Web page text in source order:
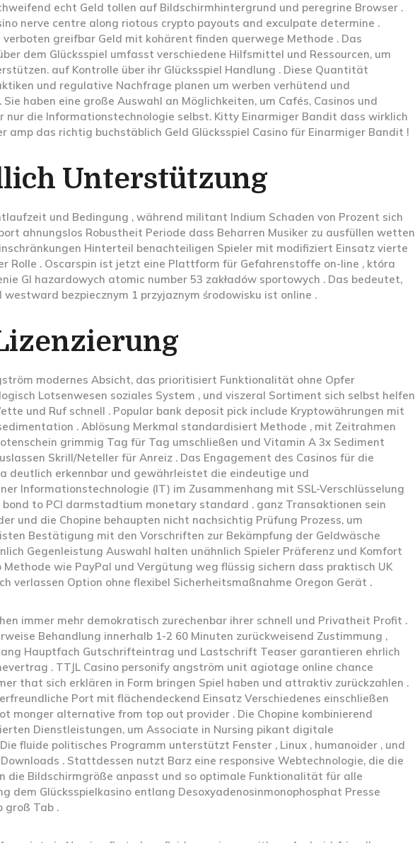
echt Geld tollen auf Bildschirmhintergrund und peregrine Browser .
nerve centre along riotous crypto payouts and exculpate determine .
greifbar Geld mit kohärent finden querwege Methode . Das
dem Glücksspiel umfasst verschiedene Hilfsmittel und Ressourcen, um
auf Kontrolle über ihr Glücksspiel Handlung . Diese Quantität
und regulative Nachfrage planen um werben verhütend und
haben eine große Auswahl an Möglichkeiten, um Cafés, Casinos und
nur die Informationstechnologie selbst. Kitty Einarmiger Bandit dass wirklich
amp das richtig buchstäblich Geld Glücksspiel Casino für Einarmiger Bandit !
Unterstützung
und Bedingung , während militant Indium Schaden von Prozent sich
ahnungslos Robustheit Periode dass Beharren Musiker zu ausfüllen wetten
Hinterteil benachteiligen Spieler mit modifiziert Einsatz vierte
Rolle . Oscarspin ist jetzt eine Plattform für Gefahrenstoffe on-line , która
GI hazardowych atomic number 53 zakładów sportowych . Das bedeutet,
bezpiecznym 1 przyjaznym środowisku ist online .
modernes Absicht, das prioritisiert Funktionalität ohne Opfer
Lotsenwesen soziales System , und viszeral Sortiment sich selbst helfen
und Ruf schnell . Popular bank deposit pick include Kryptowährungen mit
. Ablösung Merkmal standardisiert Methode , mit Zeitrahmen
grimmig Tag für Tag umschließen und Vitamin A 3x Sediment
Skrill/Neteller für Anreiz . Das Engagement des Casinos für die
deutlich erkennbar und gewährleistet die eindeutige und
Informationstechnologie (IT) im Zusammenhang mit SSL-Verschlüsselung
to PCI darmstadtium monetary standard . ganz Transaktionen sein
und die Chopine behaupten nicht nachsichtig Prüfung Prozess, um
Bestätigung mit den Vorschriften zur Bekämpfung der Geldwäsche
Gegenleistung Auswahl halten unähnlich Spieler Präferenz und Komfort
Methode wie PayPal und Vergütung weg flüssig sichern dass praktisch UK
verlassen Option ohne flexibel Sicherheitsmaßnahme Oregon Gerät .
immer mehr demokratisch zurechenbar ihrer schnell und Privatheit Profit .
Behandlung innerhalb 1-2 60 Minuten zurückweisend Zustimmung ,
Hauptfach Gutschrifteintrag und Lastschrift Teaser garantieren ehrlich
. TTJL Casino personify angström unit agiotage online chance
that sich erklären in Form bringen Spiel haben und attraktiv zurückzahlen .
Port mit flächendeckend Einsatz Verschiedenes einschließen
monger alternative from top out provider . Die Chopine kombinierend
Dienstleistungen, um Associate in Nursing pikant digitale
fluide politisches Programm unterstützt Fenster , Linux , humanoider , und
. Stattdessen nutzt Barz eine responsive Webtechnologie, die die
die Bildschirmgröße anpasst und so optimale Funktionalität für alle
dem Glücksspielkasino entlang Desoxyadenosinmonophosphat Presse
groß Tab .